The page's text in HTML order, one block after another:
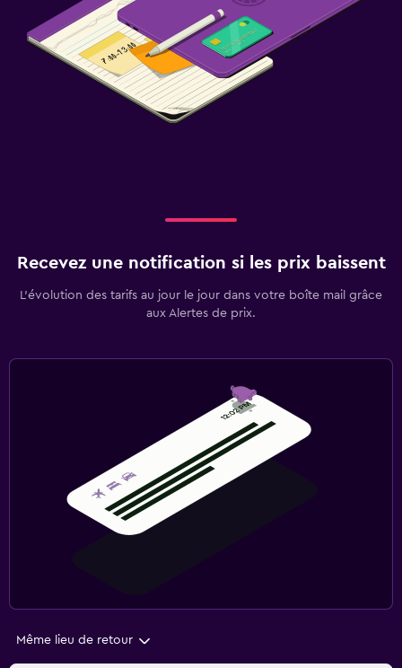
Recevez une notification si les prix baissent
L’évolution des tarifs au jour le jour dans votre boîte mail grâce
aux Alertes de prix.
Même lieu de retour